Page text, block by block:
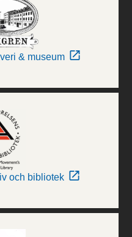
& museum
och bibliotek